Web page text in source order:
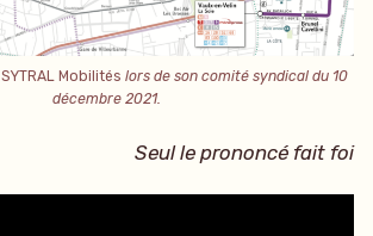
SYTRAL Mobilités lors de son comité syndical du 10
décembre 2021.
Seul le prononcé fait foi